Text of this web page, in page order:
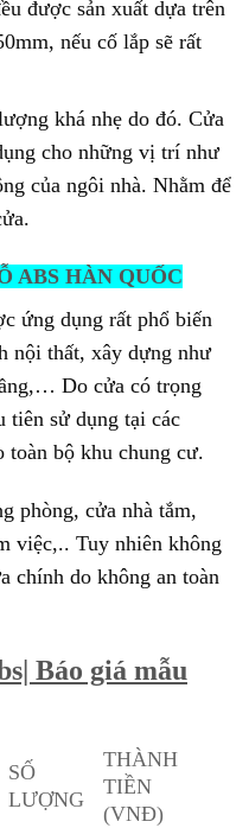
được sản xuất dựa trên
nếu cố lắp sẽ rất
khá nhẹ do đó. Cửa
cho những vị trí như
của ngôi nhà. Nhằm để
ABS HÀN QUỐC
ứng dụng rất phổ biến
nội thất, xây dựng như
Do cửa có trọng
tiên sử dụng tại các
toàn bộ khu chung cư.
phòng, cửa nhà tắm,
việc,.. Tuy nhiên không
chính do không an toàn
Báo giá mẫu
SỐ
LƯỢNG
THÀNH
TIỀN
(VNĐ)